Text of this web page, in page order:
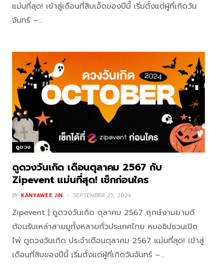
แม่นที่สุด! เข้าสู่เดือนที่สิบเอ็ดของปีนี้ เริ่มตั้งแต่ผู้ที่เกิดวัน
จันทร์ –…
ดูดวง
ดูดวงวันเกิด เดือนตุลาคม 2567 กับ
Zipevent แม่นที่สุด! เช็กก่อนใคร
BY KANYAWEE JIN SEPTEMBER 25, 2024
Zipevent | ดูดวงวันเกิด ตุลาคม 2567 ฤกษ์งามยามดี
ต้อนรับเหล่าสายมูทั้งหลายทั่วประเทศไทย หมอซิปชวนเปิด
ไพ่ ดูดวงวันเกิด ประจำเดือนตุลาคม 2567 แม่นที่สุด! เข้าสู่
เดือนที่สิบของปีนี้ เริ่มตั้งแต่ผู้ที่เกิดวันจันทร์ –…